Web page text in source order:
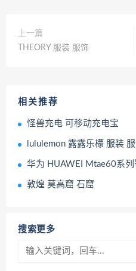
上一篇
THEORY 服装 服饰
相关推荐
怪兽充电 可移动充电宝
lululemon 露露乐檬 服装
华为 HUAWEI Mtae60系
敦煌 莫高窟 石窟
搜索更多